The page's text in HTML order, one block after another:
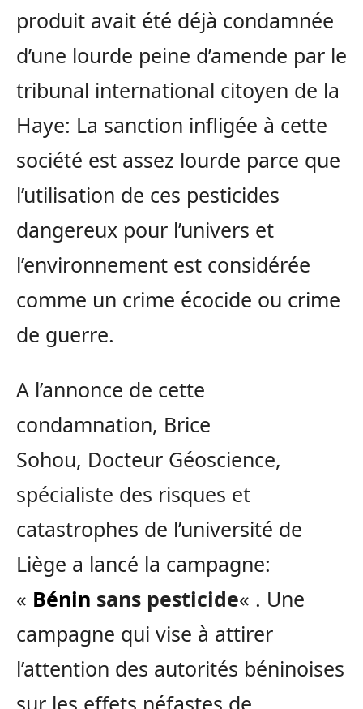
produit avait été déjà condamnée
d’une lourde peine d’amende par le
tribunal international citoyen de la
Haye: La sanction infligée à cette
société est assez lourde parce que
l’utilisation de ces pesticides
dangereux pour l’univers et
l’environnement est considérée
comme un crime écocide ou crime
de guerre.
A l’annonce de cette
condamnation, Brice
Sohou, Docteur Géoscience,
spécialiste des risques et
catastrophes de l’université de
Liège a lancé la campagne:
« Bénin sans pesticide« . Une
campagne qui vise à attirer
l’attention des autorités béninoises
sur les effets néfastes de